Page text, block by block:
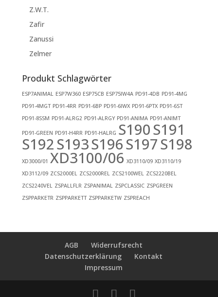
Z.W.T.
Zafir
Zanussi
Zelmer
Produkt Schlagwörter
ESP7ANIMAL ESP7W360 ESP75CB ESP75IW4A PD91-4DB PD91-4MG
PD91-4MGT PD91-4RR PD91-6BP PD91-6IWX PD91-6PTX PD91-6ST
PD91-8SSM PD91-ALRG2 PD91-ALRGY PD91-ANIMA PD91-ANIMT
PD91-GREEN PD91-H4RR PD91-HALRG S190S191
S192S193S196S197S198
XD3000/01 XD3100/06 XD3110/09 XD3110/19
XD3112/09 ZCS2000EL ZCS2000REL ZCS2100WEL ZCS2220BEL
ZCS2240VEL ZSPALLFLR ZSPANIMAL ZSPCLASSIC ZSPGREEN
ZSPPARKETR ZSPPARKETT ZSPPARKETW ZSPREACH
AGB
Widerrufsrecht
Datenschutzerklärung
Kontakt
Impressum